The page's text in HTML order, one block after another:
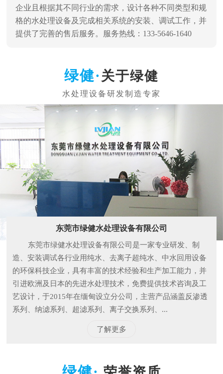
企业且根据其不同行业的需求，设计各种不同类型和规
格的水处理设备及完成相关系统的安装、调试工作，并
提供了完善的售后服务。服务热线：133-5646-1640
关于绿健
东莞市绿健水处理设备有限公司
东莞市绿健水处理设备有限公司是一家专业研发、制
造、安装调试各行业用纯水、去离子超纯水、中水回用设备
的环保科技企业，具有丰富的技术经验和生产加工能力，并
引进欧洲及日本的先进水处理技术，免费提供技术咨询及工
艺设计，于2015年在缅甸设立分公司，主营产品涵盖反渗透
系列、纳滤系列、超滤系列、离子交换系列、...
了解更多